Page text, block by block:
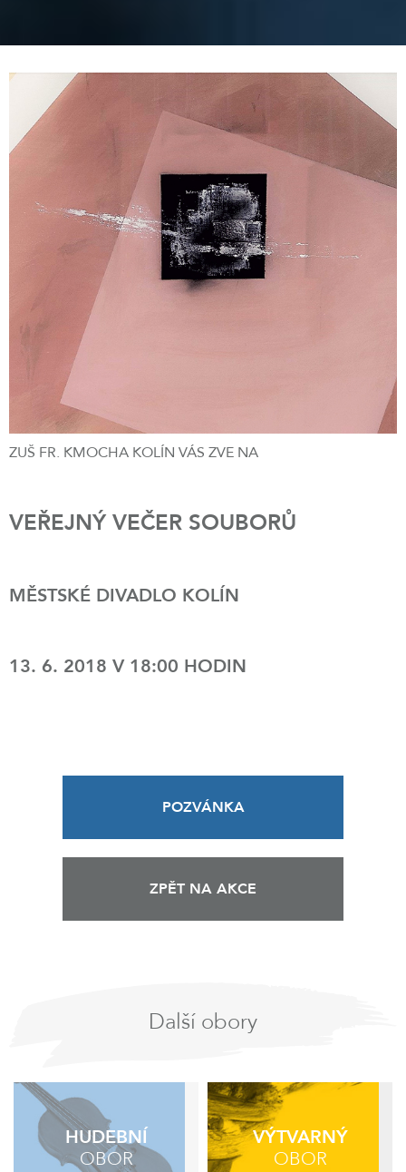
ZUŠ FR. KMOCHA KOLÍN VÁS ZVE NA
VEŘEJNÝ VEČER SOUBORŮ
MĚSTSKÉ DIVADLO KOLÍN
13. 6. 2018 V 18:00 HODIN
POZVÁNKA
ZPĚT NA AKCE
Další obory
HUDEBNÍ
OBOR
VÝTVARNÝ
OBOR